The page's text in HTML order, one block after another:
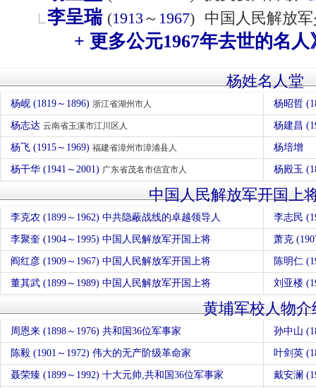
李呈瑞 (1913 ～ 1967) 中国人民解放
+ 更多公元1967年去世的名人
杨姓名人堂
杨岘 (1819～1896) 浙江省湖州市人 杨昭哲
杨志达 云南省玉溪市江川区人 杨建昌
杨飞 (1915～1969) 福建省漳州市漳浦县人 杨培增
杨干华 (1941～2001) 广东省茂名市信宜市人 杨殿玉
中国人民解放军开国上
李克农 (1899～1962) 中共隐蔽战线的卓越领导人 李志民
李聚奎 (1904～1995) 中国人民解放军开国上将 萧克
阎红彦 (1909～1967) 中国人民解放军开国上将 陈明仁
董其武 (1899～1989) 中国人民解放军开国上将 刘亚楼
黄埔军校人物介
周恩来 (1898～1976) 共和国36位军事家
陈毅 (1901～1972) 伟大的无产阶级革命家 叶剑英
聂荣臻 (1899～1992) 十大元帅,共和国36位军事家 戴安澜